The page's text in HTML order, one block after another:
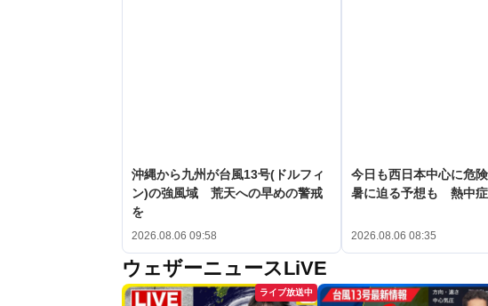
沖縄から九州が台風13号(ドルフィ
ン)の強風域 荒天への早めの警戒
を
2026.08.06 09:58
今日も西日本中心に危
暑に迫る予想も 熱中
2026.08.06 08:35
ウェザーニュースLiVE
ライブ放送中